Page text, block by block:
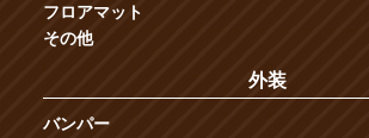
フロアマット
その他
外装
バンパー